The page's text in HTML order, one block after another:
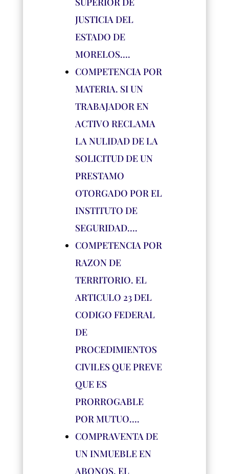
JUSTICIA DEL
ESTADO DE
MORELOS….
COMPETENCIA POR
MATERIA. SI UN
TRABAJADOR EN
ACTIVO RECLAMA
LA NULIDAD DE LA
SOLICITUD DE UN
PRESTAMO
OTORGADO POR EL
INSTITUTO DE
SEGURIDAD….
COMPETENCIA POR
RAZON DE
TERRITORIO. EL
ARTICULO 23 DEL
CODIGO FEDERAL
DE
PROCEDIMIENTOS
CIVILES QUE PREVE
QUE ES
PRORROGABLE
POR MUTUO….
COMPRAVENTA DE
UN INMUEBLE EN
ABONOS. EL